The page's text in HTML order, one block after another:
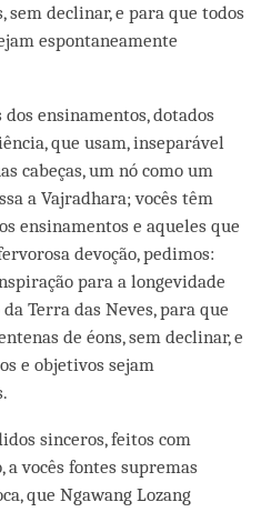
sem declinar, e para que todos
espontaneamente
dos ensinamentos, dotados
que usam, inseparável
cabeças, um nó como um
a Vajradhara; vocês têm
ensinamentos e aqueles que
devoção, pedimos:
para a longevidade
Terra das Neves, para que
de éons, sem declinar, e
e objetivos sejam
sinceros, feitos com
a vocês fontes supremas
que Ngawang Lozang